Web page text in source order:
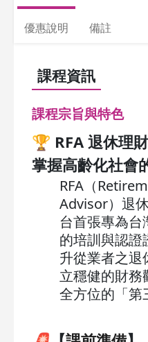
優惠說明 備註
課程資訊
課程宗旨與特色
🏆 RFA 退休理
掌握高齡化社會
RFA（
Advisor）退
台首張專為
的培訓與認證
升從業者之退
立穩健的財務
全方位的「第